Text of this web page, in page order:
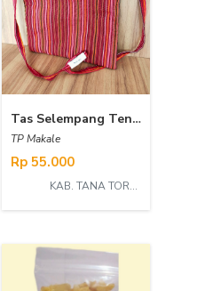
Tas Selempang Tenun Lurik
TP Makale
Rp 55.000
KAB. TANA TORAJA